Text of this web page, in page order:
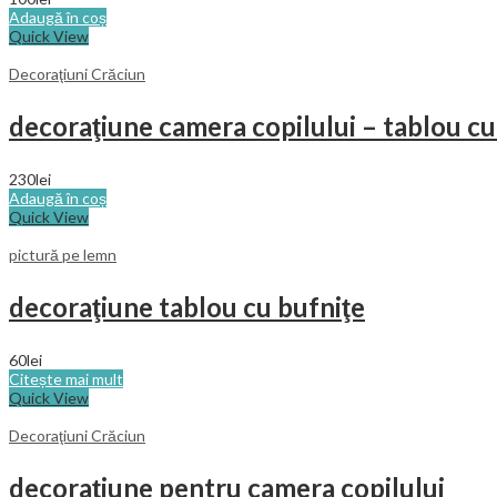
Adaugă în coș
Quick View
Decoraţiuni Crăciun
decoraţiune camera copilului – tablou
230lei
Adaugă în coș
Quick View
pictură pe lemn
decoraţiune tablou cu bufniţe
60lei
Citește mai mult
Quick View
Decoraţiuni Crăciun
decoraţiune pentru camera copilului